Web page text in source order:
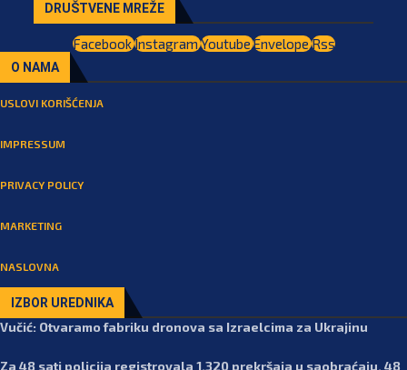
DRUŠTVENE MREŽE
FacebookInstagramYoutubeEnvelopeRss
O NAMA
USLOVI KORIŠĆENJA
IMPRESSUM
PRIVACY POLICY
MARKETING
NASLOVNA
IZBOR UREDNIKA
Vučić: Otvaramo fabriku dronova sa Izraelcima za Ukrajinu
Za 48 sati policija registrovala 1.320 prekršaja u saobraćaju, 48